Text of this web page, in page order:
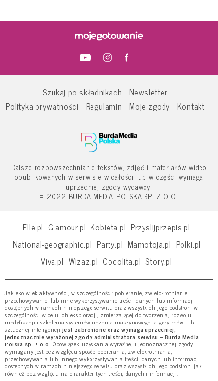
Szukaj po składnikach
Newsletter
Polityka prywatności
Regulamin Moje zgody Kontakt
Dalsze rozpowszechnianie tekstów, zdjęć i materiałów wideo
opublikowanych w serwisie w całości lub w części wymaga
uprzedniej zgody wydawcy.
© 2022 BURDA MEDIA POLSKA SP. Z O.O.
Elle.pl Glamour.pl Kobieta.pl Przyslijprzepis.pl
National-geographic.pl Party.pl Mamotoja.pl Polki.pl
Viva.pl Wizaz.pl Cocolita.pl Story.pl
Jakiekolwiek aktywności, w szczególności: pobieranie, zwielokrotnianie,
przechowywanie, lub inne wykorzystywanie treści, danych lub informacji
dostępnych w ramach niniejszego serwisu oraz wszystkich jego podstron, w
szczególności w celu ich eksploracji, zmierzającej do tworzenia, rozwoju,
modyfikacji i szkolenia systemów uczenia maszynowego, algorytmów lub
sztucznej inteligencji jest zabronione oraz wymaga uprzedniej,
jednoznacznie wyrażonej zgody administratora serwisu – Burda Media
Polska sp. z o.o. Obowiązek uzyskania wyraźnej i jednoznacznej zgody
wymagany jest bez względu sposób pobierania, zwielokrotniania,
przechowywania lub innego wykorzystywania treści, danych lub informacji
dostępnych w ramach niniejszego serwisu oraz wszystkich jego podstron, jak
również bez względu na charakter tych treści, danych i informacji.